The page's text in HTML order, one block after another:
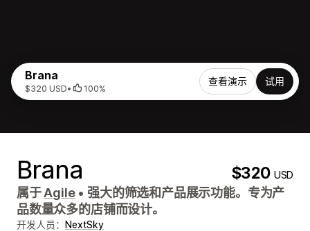
Brana
$320 USD• 100%
查看演示 试用
Brana $320USD
属于Agile • 强大的筛选和产品展示功能。专为产
品数量众多的店铺而设计。
开发人员： NextSky